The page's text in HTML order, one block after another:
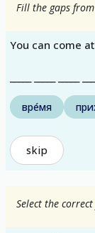
Fill the gaps
You can come
_____ _____ _____
вре́мя
skip
Select the